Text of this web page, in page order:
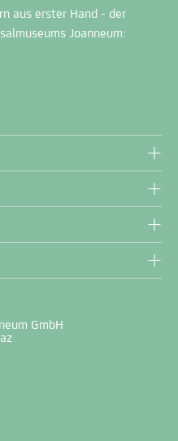
aus erster Hand - der
Joanneum:
GmbH